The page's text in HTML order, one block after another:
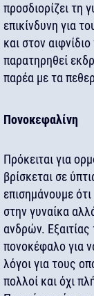
προσδιορίζει τη
επικίνδυνη για
και στον
παρατηρηθεί
παρέα με τα
Πονοκεφαλίνη
Πρόκειται για
βρίσκεται σε
επισημάνουμε
στην γυναίκα
ανδρών. Εξαιτίας
πονοκέφαλο για
λόγοι για τους
πολλοί και όχι